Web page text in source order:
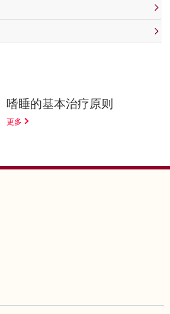
嗜睡的基本治疗原则
更多